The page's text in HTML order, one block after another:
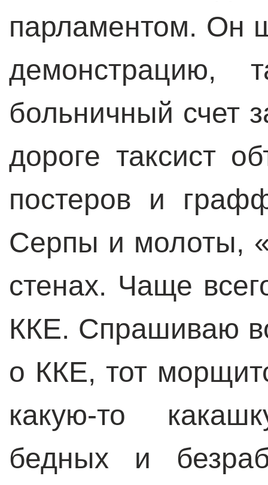
парламентом. Он
демонстрацию,
больничный счет
дороге таксист
постеров и
Серпы и молоты,
стенах. Чаще
ККЕ. Спрашиваю
о ККЕ, тот
какую-то
бедных и